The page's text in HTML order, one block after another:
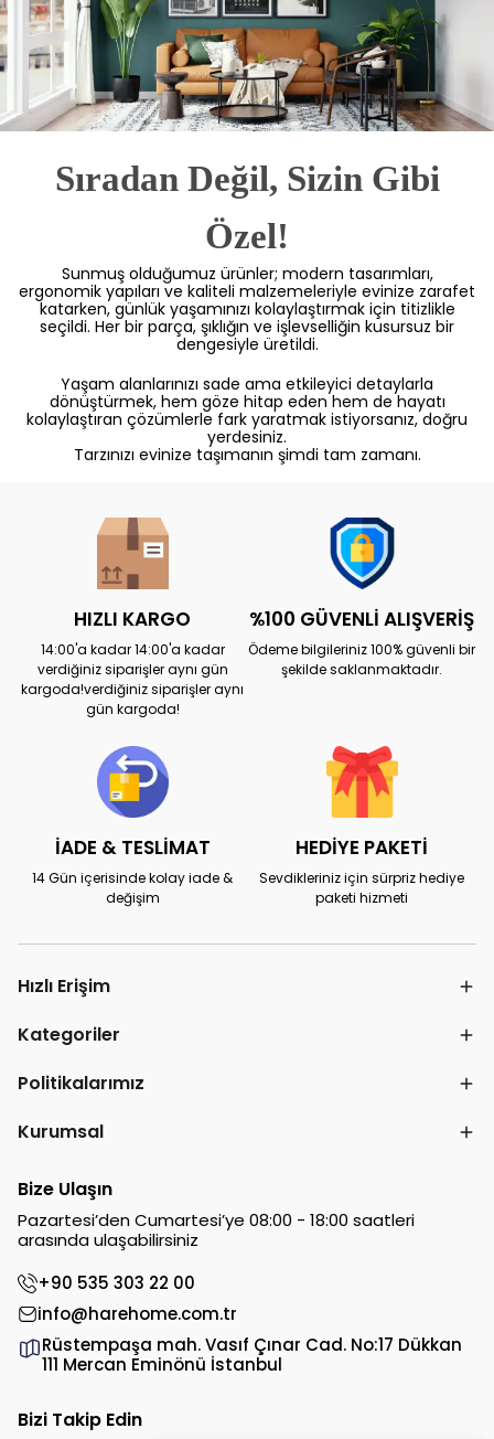
Sıradan Değil, Sizin Gibi
Özel!
Sunmuş olduğumuz ürünler; modern tasarımları,
ergonomik yapıları ve kaliteli malzemeleriyle evinize zarafet
katarken, günlük yaşamınızı kolaylaştırmak için titizlikle
seçildi. Her bir parça, şıklığın ve işlevselliğin kusursuz bir
dengesiyle üretildi.
Yaşam alanlarınızı sade ama etkileyici detaylarla
dönüştürmek, hem göze hitap eden hem de hayatı
kolaylaştıran çözümlerle fark yaratmak istiyorsanız, doğru
yerdesiniz.
Tarzınızı evinize taşımanın şimdi tam zamanı.
HIZLI KARGO
14:00'a kadar 14:00'a kadar
verdiğiniz siparişler aynı gün
kargoda!verdiğiniz siparişler aynı
gün kargoda!
%100 GÜVENLİ ALIŞVERİŞ
Ödeme bilgileriniz 100% güvenli bir
şekilde saklanmaktadır.
İADE & TESLİMAT
14 Gün içerisinde kolay iade &
değişim
HEDİYE PAKETİ
Sevdikleriniz için sürpriz hediye
paketi hizmeti
Hızlı Erişim
Kategoriler
Politikalarımız
Kurumsal
Bize Ulaşın
Pazartesi’den Cumartesi’ye 08:00 - 18:00 saatleri
arasında ulaşabilirsiniz
+90 535 303 22 00
info@harehome.com.tr
Rüstempaşa mah. Vasıf Çınar Cad. No:17 Dükkan
111 Mercan Eminönü İstanbul
Bizi Takip Edin